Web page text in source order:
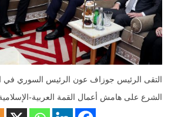
التقى الرئيس جوزاف عون الرئيس السوري في
الشرع على هامش أعمال القمة العربية-